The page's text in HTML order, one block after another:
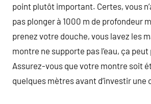
point plutôt important. Certes, vous
pas plonger à 1000 m de profondeur
prenez votre douche, vous lavez les
montre ne supporte pas l’eau, ça
Assurez-vous que votre montre soit
quelques mètres avant d’investir une